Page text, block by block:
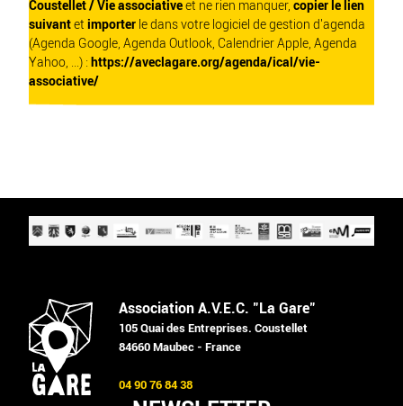
Coustellet / Vie associativeet ne rien manquer, copier le lien
suivantet importer le dans votre logiciel de gestion d'agenda
(Agenda Google, Agenda Outlook, Calendrier Apple, Agenda
Yahoo, ...) : https://aveclagare.org/agenda/ical/vie-
associative/
Association A.V.E.C. "La Gare"
105 Quai des Entreprises. Coustellet
84660 Maubec - France
04 90 76 84 38